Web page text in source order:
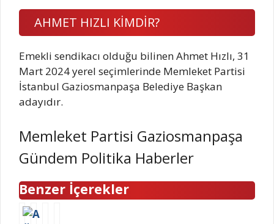
AHMET HIZLI KİMDİR?
Emekli sendikacı olduğu bilinen Ahmet Hızlı, 31
Mart 2024 yerel seçimlerinde Memleket Partisi
İstanbul Gaziosmanpaşa Belediye Başkan
adayıdır.
Memleket Partisi Gaziosmanpaşa
Gündem Politika Haberler
Benzer İçerekler
A K